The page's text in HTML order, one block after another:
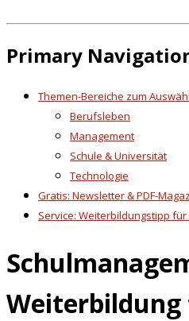
Primary
Themen-Bereiche zum
Berufsleben
Management
Schule & Universität
Technologie
Gratis: Newsletter & PDF-
Service: Weiterbildungstipp